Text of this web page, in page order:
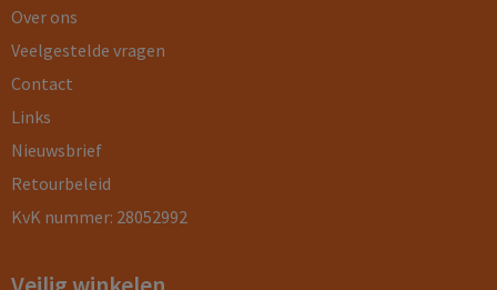
Over ons
Veelgestelde vragen
Contact
Links
Nieuwsbrief
Retourbeleid
KvK nummer: 28052992